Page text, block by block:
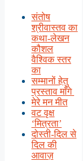
संतोष
श्रीवास्तव का
कथा-लेखन
कौशल
वैश्विक स्तर
का
सम्मानों हेतु
प्रस्ताव माँगे
मेरे मन मीत
वट वृक्ष
‘मित्रता’
दोस्ती-दिल से
दिल की
आवाज़